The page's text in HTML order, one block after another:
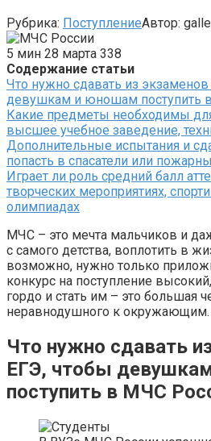
Рубрика: ПоступлениеАвтор:
5 мин 28 марта 338
Содержание статьи
Что нужно сдавать из
девушкам и юношам поступить
Какие предметы необходимы
высшее учебное заведение,
Дополнительные испытания и
попасть в спасатели или
Играет ли роль средний балл
творческих мероприятиях,
олимпиадах
МЧС – это мечта мальчиков и
с самого детства, воплотить в
возможно, нужно только
конкурс на поступление
гордо и стать им – это большая
неравнодушного к окружающим.
Что нужно сдавать
ЕГЭ, чтобы
поступить в МЧС